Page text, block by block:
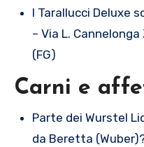
I Tarallucci Deluxe
– Via L. Cannelonga
(FG)
Carni e
Parte dei Wurstel
da Beretta